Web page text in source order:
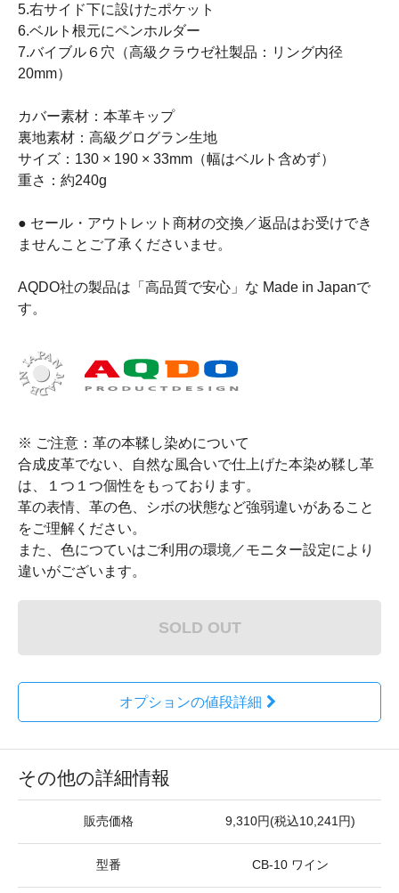
5.右サイド下に設けたポケット
6.ベルト根元にペンホルダー
7.バイブル６穴（高級クラウゼ社製品：リング内径
20mm）
カバー素材：本革キップ
裏地素材：高級グログラン生地
サイズ：130 × 190 × 33mm（幅はベルト含めず）
重さ：約240g
● セール・アウトレット商材の交換／返品はお受けでき
ませんことご了承くださいませ。
AQDO社の製品は「高品質で安心」な Made in Japanで
す。
※ ご注意：革の本鞣し染めについて
合成皮革でない、自然な風合いで仕上げた本染め鞣し革
は、１つ１つ個性をもっております。
革の表情、革の色、シボの状態など強弱違いがあること
をご理解ください。
また、色につていはご利用の環境／モニター設定により
違いがございます。
SOLD OUT
オプションの値段詳細
その他の詳細情報
販売価格 9,310円(税込10,241円)
型番 CB-10 ワイン